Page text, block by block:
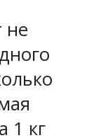
не
1 кг